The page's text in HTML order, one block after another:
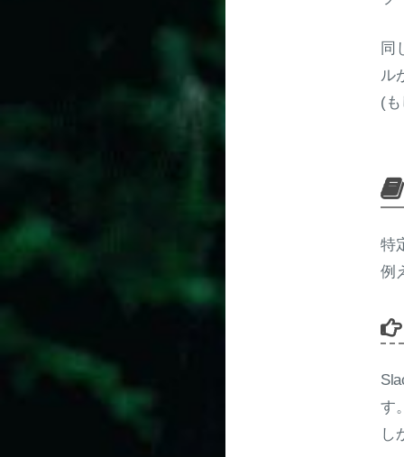
同
ル
(
特
例
す
し